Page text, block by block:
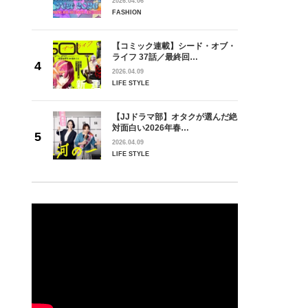
FASHION
【コミック連載】シード・オブ・
ライフ 37話／最終回…
2026.04.09
LIFE STYLE
【JJドラマ部】オタクが選んだ絶
対面白い2026年春…
2026.04.09
LIFE STYLE